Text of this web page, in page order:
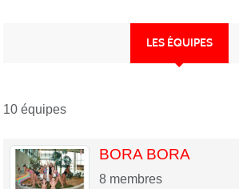
LES ÉQUIPES
10 équipes
BORA BORA
8 membres